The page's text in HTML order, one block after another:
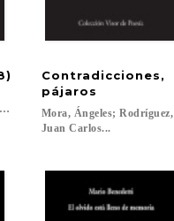
Contradicciones,
pájaros
Mora, Ángeles; Rodríguez,
Juan Carlos...